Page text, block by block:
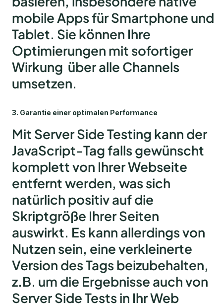
mobile Apps für Smartphone und
Tablet. Sie können Ihre
Optimierungen mit sofortiger
Wirkung über alle Channels
umsetzen.
3. Garantie einer optimalen Performance
Mit Server Side Testing kann der
JavaScript-Tag falls gewünscht
komplett von Ihrer Webseite
entfernt werden, was sich
natürlich positiv auf die
Skriptgröße Ihrer Seiten
auswirkt. Es kann allerdings von
Nutzen sein, eine verkleinerte
Version des Tags beizubehalten,
z.B. um die Ergebnisse auch von
Server Side Tests in Ihr Web